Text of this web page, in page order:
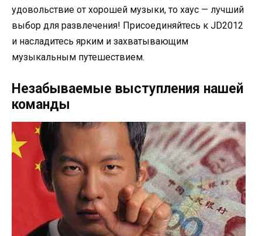
удовольствие от хорошей музыки, то хаус — лучший
выбор для развлечения! Присоединяйтесь к JD2012
и насладитесь ярким и захватывающим
музыкальным путешествием.
Незабываемые выступления нашей
команды